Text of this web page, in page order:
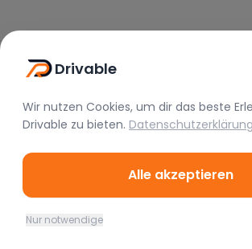
Rent A Feeling
Drivable
Wir nutzen Cookies, um dir das beste
Drivable zu bieten. Datenschutzerklärung
Alle akzeptieren
Nur notwendige